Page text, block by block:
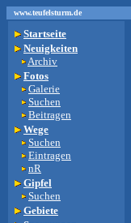
www.teufelsturm.de
Startseite
Neuigkeiten
Archiv
Fotos
Galerie
Suchen
Beitragen
Wege
Suchen
Eintragen
nR
Gipfel
Suchen
Gebiete